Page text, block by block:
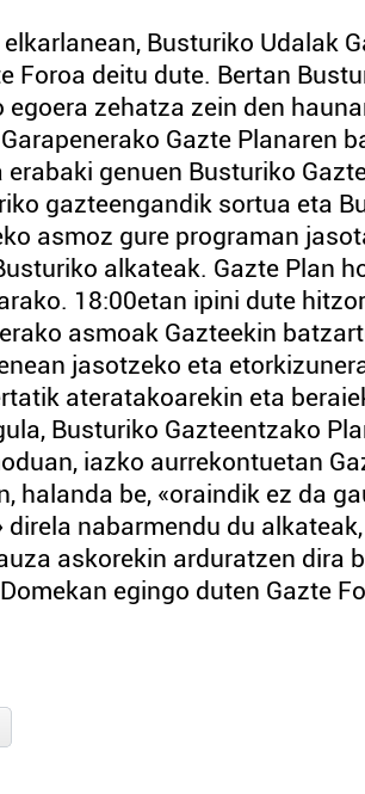
Busturiko Udalak
Foroa deitu dute. Bertan
egoera zehatza zein den
Gazte Planaren
erabaki genuen Busturiko
gazteengandik sortua eta
asmoz gure programan
alkateak. Gazte Plan
18:00etan ipini dute
asmoak Gazteekin
jasotzeko eta
ateratakoarekin eta
Busturiko Gazteentzako
iazko aurrekontuetan
halanda be, «oraindik ez da
direla nabarmendu du
askorekin arduratzen dira
egingo duten Gazte